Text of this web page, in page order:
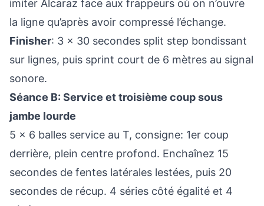
imiter Alcaraz face aux frappeurs où on n’ouvre
la ligne qu’après avoir compressé l’échange.
Finisher: 3 x 30 secondes split step bondissant
sur lignes, puis sprint court de 6 mètres au signal
sonore.
Séance B: Service et troisième coup sous
jambe lourde
5 x 6 balles service au T, consigne: 1er coup
derrière, plein centre profond. Enchaînez 15
secondes de fentes latérales lestées, puis 20
secondes de récup. 4 séries côté égalité et 4